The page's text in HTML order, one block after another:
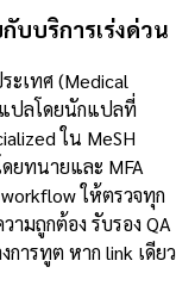
บบริการเร่งด่วน
ะเทศ (Medical
แปลโดยนักแปลที่
ใน MeSH
ดยทนายและ MFA
ให้ตรวจทุก
มถูกต้อง รับรอง QA
ารทูต หาก link เดียว